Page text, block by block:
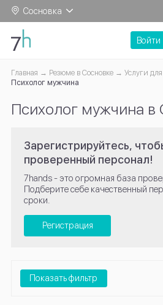
Сосновка
Войти
Главная Резюме в Сосновке Услуги
Психолог мужчина
Психолог мужчина в
Зарегистрируйтесь,
проверенный персонал!
7hands - это огромная база
Подберите себе качественный
сроки.
Регистрация
Показать фильтр